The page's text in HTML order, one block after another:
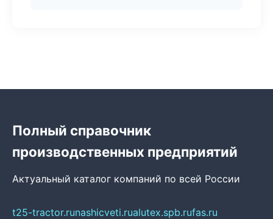
Полный справочник
производственных предприятий
Актуальный каталог компаний по всей России
t25-tractor.runashicveti.rualutex.spb.rufas.ru